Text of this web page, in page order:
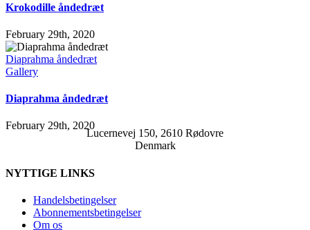
Krokodille åndedræt
February 29th, 2020
Diaprahma åndedræt
Gallery
Diaprahma åndedræt
February 29th, 2020
Lucernevej 150, 2610 Rødovre
Denmark
NYTTIGE LINKS
Handelsbetingelser
Abonnementsbetingelser
Om os